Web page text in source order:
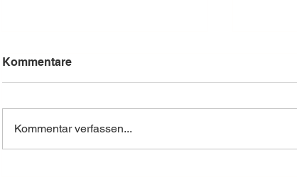
Kommentare
Kommentar verfassen...